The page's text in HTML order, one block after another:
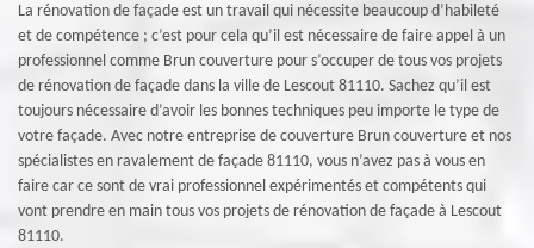
La rénovation de façade est un travail qui nécessite beaucoup d’habileté
et de compétence ; c’est pour cela qu’il est nécessaire de faire appel à un
professionnel comme Brun couverture pour s’occuper de tous vos projets
de rénovation de façade dans la ville de Lescout 81110. Sachez qu’il est
toujours nécessaire d’avoir les bonnes techniques peu importe le type de
votre façade. Avec notre entreprise de couverture Brun couverture et nos
spécialistes en ravalement de façade 81110, vous n’avez pas à vous en
faire car ce sont de vrai professionnel expérimentés et compétents qui
vont prendre en main tous vos projets de rénovation de façade à Lescout
81110.